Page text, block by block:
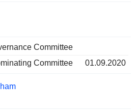
Committee
Committee
01.09.2020